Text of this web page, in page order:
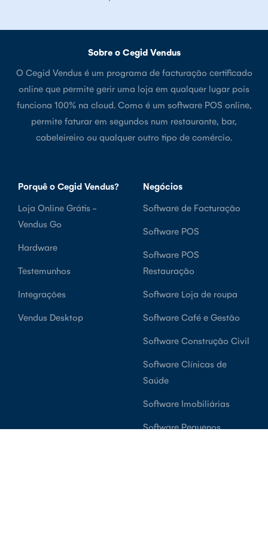
Sobre o Cegid Vendus
O Cegid Vendus é um programa de facturação certificado
online que permite gerir uma loja em qualquer lugar pois
funciona 100% na cloud. Como é um software POS online,
permite faturar em segundos num restaurante, bar,
cabeleireiro ou qualquer outro tipo de comércio.
Porquê o Cegid Vendus?
Loja Online Grátis -
Vendus Go
Hardware
Testemunhos
Integrações
Vendus Desktop
Negócios
Software de Facturação
Software POS
Software POS
Restauração
Software Loja de roupa
Software Café e Gestão
Software Construção Civil
Software Clínicas de
Saúde
Software Imobiliárias
Software Pequenos